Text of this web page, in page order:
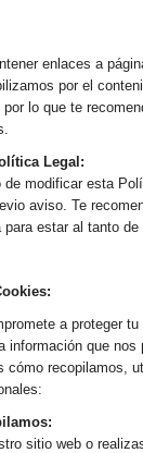
enlaces a
por el
lo que te
Legal:
de modificar esta
aviso. Te
estar al tanto
a proteger
información que nos
cómo recopilamos,
sitio web o